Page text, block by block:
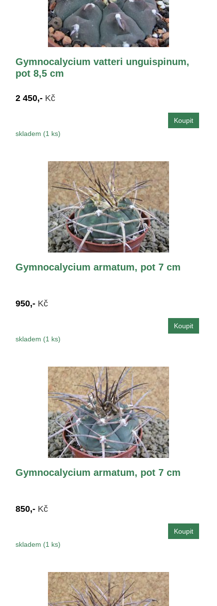
Gymnocalycium vatteri unguispinum,
pot 8,5 cm
2 450,- Kč
skladem (1 ks)
Gymnocalycium armatum, pot 7 cm
950,- Kč
skladem (1 ks)
Gymnocalycium armatum, pot 7 cm
850,- Kč
skladem (1 ks)